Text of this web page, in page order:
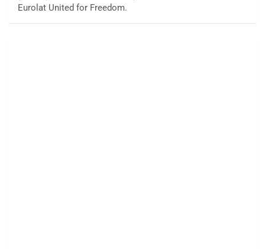
Eurolat United for Freedom.